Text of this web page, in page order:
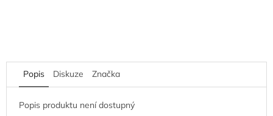
Popis Diskuze Značka
Popis produktu není dostupný